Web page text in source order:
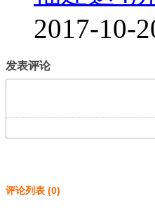
2017-10-
发表评论
评论列表 (0)